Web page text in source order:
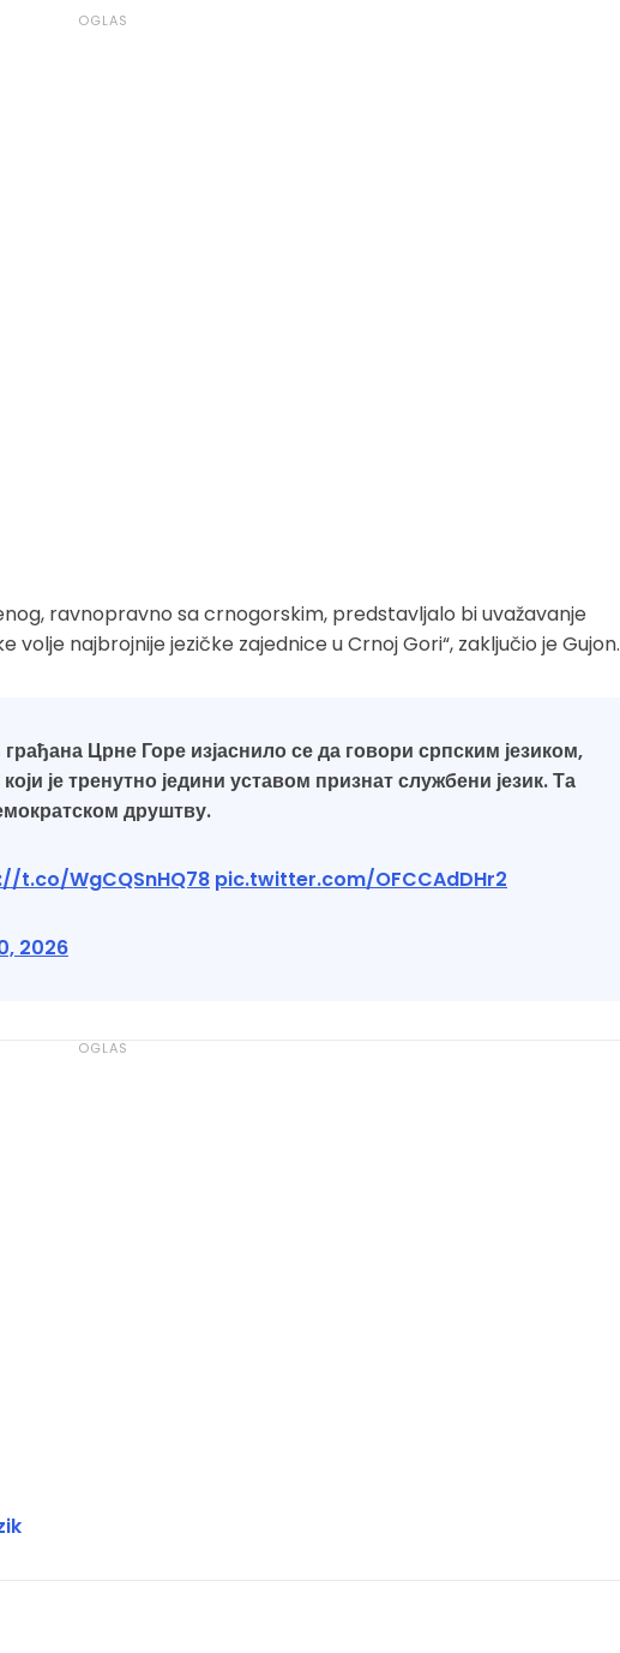
ravnopravno sa crnogorskim, predstavljalo bi uvažavanje
najbrojnije jezičke zajednice u Crnoj Gori“, zaključio je Gujon.
Црне Горе изјаснило се да говори српским језиком,
је тренутно једини уставом признат службени језик. Та
друштву.
t.co/WgCQSnHQ78 pic.twitter.com/OFCCAdDHr2
2026